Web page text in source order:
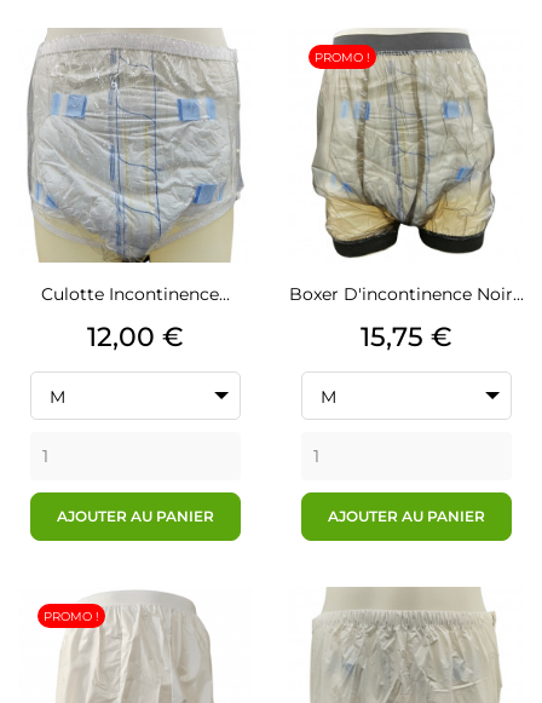
Culotte Incontinence...
Prix
12,00 €
M
AJOUTER AU PANIER
Boxer D'incontinence Noir...
Prix
15,75 €
M
AJOUTER AU PANIER
PROMO !
PROMO !